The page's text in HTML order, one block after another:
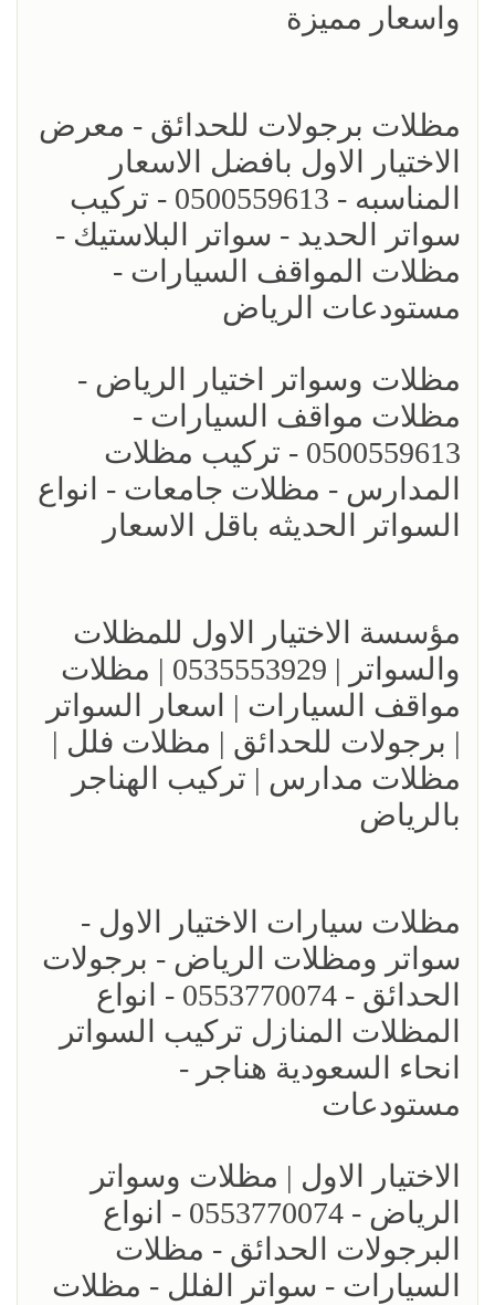
واسعار مميزة
مظلات برجولات للحدائق - معرض
الاختيار الاول بافضل الاسعار
المناسبه - 0500559613 - تركيب
سواتر الحديد - سواتر البلاستيك -
مظلات المواقف السيارات -
مستودعات الرياض
مظلات وسواتر اختيار الرياض -
مظلات مواقف السيارات -
0500559613 - تركيب مظلات
المدارس - مظلات جامعات - انواع
السواتر الحديثه باقل الاسعار
مؤسسة الاختيار الاول للمظلات
والسواتر | 0535553929 | مظلات
مواقف السيارات | اسعار السواتر
| برجولات للحدائق | مظلات فلل |
مظلات مدارس | تركيب الهناجر
بالرياض
مظلات سيارات الاختيار الاول -
سواتر ومظلات الرياض - برجولات
الحدائق - 0553770074 - انواع
المظلات المنازل تركيب السواتر
انحاء السعودية هناجر -
مستودعات
الاختيار الاول | مظلات وسواتر
الرياض - 0553770074 - انواع
البرجولات الحدائق - مظلات
السيارات - سواتر الفلل - مظلات